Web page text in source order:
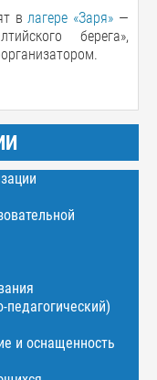
влагере «Заря» —
берега»,
педагогический)
и оснащенность